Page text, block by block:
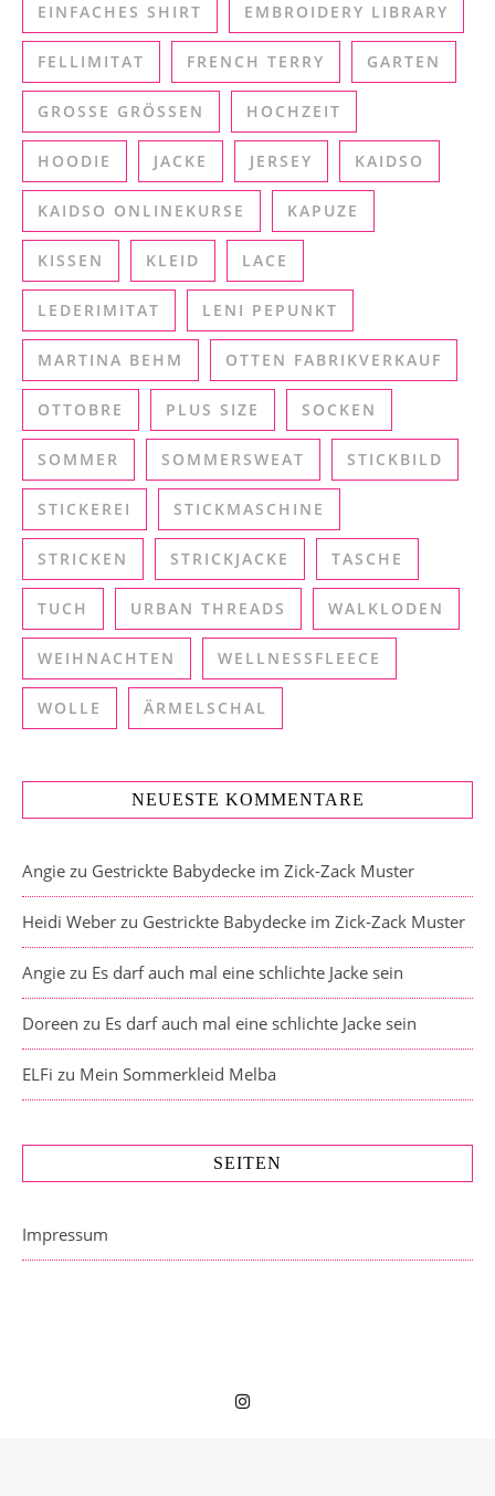
EINFACHES SHIRT EMBROIDERY LIBRARY
FELLIMITAT FRENCH TERRY GARTEN
GROSSE GRÖSSEN HOCHZEIT
HOODIE JACKE JERSEY KAIDSO
KAIDSO ONLINEKURSE KAPUZE
KISSEN KLEID LACE
LEDERIMITAT LENI PEPUNKT
MARTINA BEHM OTTEN FABRIKVERKAUF
OTTOBRE PLUS SIZE SOCKEN
SOMMER SOMMERSWEAT STICKBILD
STICKEREI STICKMASCHINE
STRICKEN STRICKJACKE TASCHE
TUCH URBAN THREADS WALKLODEN
WEIHNACHTEN WELLNESSFLEECE
WOLLE ÄRMELSCHAL
NEUESTE KOMMENTARE
Angie zu Gestrickte Babydecke im Zick-Zack Muster
Heidi Weber zu Gestrickte Babydecke im Zick-Zack Muster
Angie zu Es darf auch mal eine schlichte Jacke sein
Doreen zu Es darf auch mal eine schlichte Jacke sein
ELFi zu Mein Sommerkleid Melba
SEITEN
Impressum